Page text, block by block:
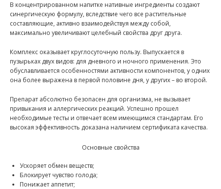
В концентрированном напитке нативные ингредиенты создают
синергическую формулу, вследствие чего все растительные
составляющие, активно взаимодействуя между собой,
максимально увеличивают целебный свойства друг друга.
Комплекс оказывает круглосуточную пользу. Выпускается в
пузырьках двух видов: для дневного и ночного применения. Это
обуславливается особенностями активности компонентов, у одних
она более выражена в первой половине дня, у других – во второй.
Препарат абсолютно безопасен для организма, не вызывает
привыкания и аллергических реакций. Успешно прошел
необходимые тесты и отвечает всем имеющимся стандартам. Его
высокая эффективность доказана наличием сертификата качества.
Основные свойства
Ускоряет обмен веществ;
Блокирует чувство голода;
Понижает аппетит;